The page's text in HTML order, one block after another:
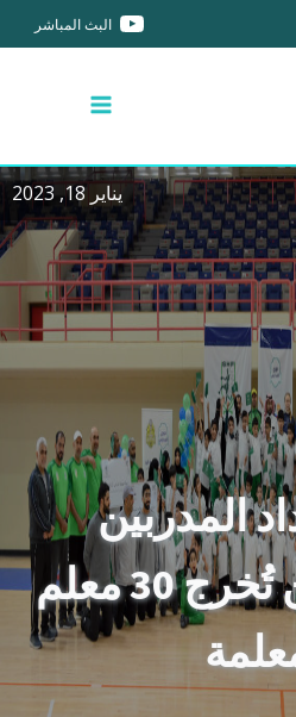
البث المباشر
يناير 18, 2023
المدربين
والمحاضرين تُخرج 30 معلم